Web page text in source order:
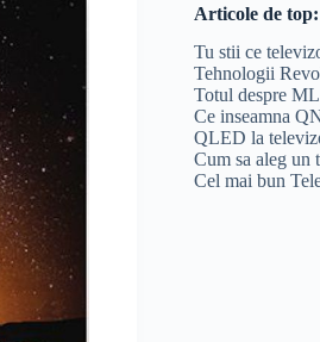
Articole de top:
Tu stii ce
Tehnologii
Totul despre
Ce inseamna
QLED la
Cum sa aleg
Cel mai bun